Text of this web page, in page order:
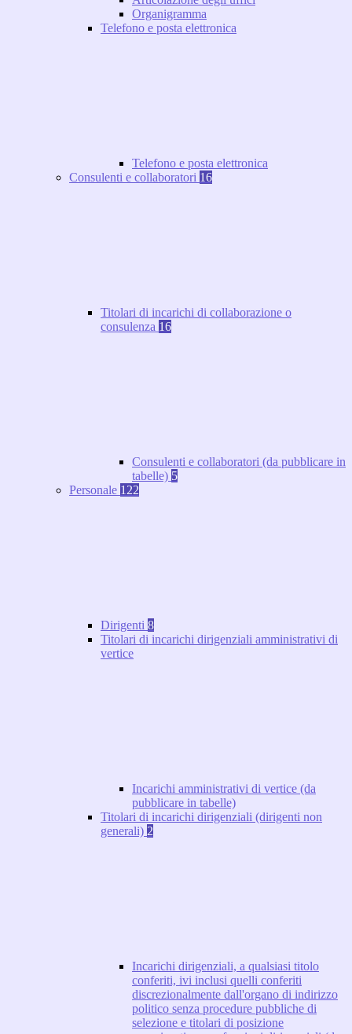
Organigramma
Telefono e posta elettronica
Telefono e posta elettronica
Consulenti e collaboratori 16
Titolari di incarichi di collaborazione o
consulenza 16
Consulenti e collaboratori (da pubblicare in
tabelle) 5
Personale 122
Dirigenti 8
Titolari di incarichi dirigenziali amministrativi di
vertice
Incarichi amministrativi di vertice (da
pubblicare in tabelle)
Titolari di incarichi dirigenziali (dirigenti non
generali) 2
Incarichi dirigenziali, a qualsiasi titolo
conferiti, ivi inclusi quelli conferiti
discrezionalmente dall'organo di indirizzo
politico senza procedure pubbliche di
selezione e titolari di posizione